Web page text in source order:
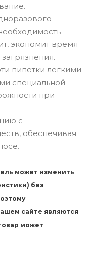
экономит время
пипетки легкими
специальной
при
с
обеспечивая
может изменить
без
сайте являются
может